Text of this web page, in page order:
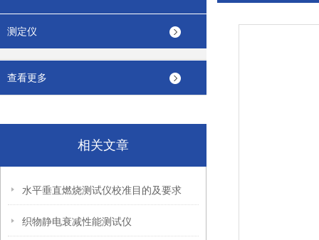
测定仪
查看更多
相关文章
水平垂直燃烧测试仪校准目的及要求
织物静电衰减性能测试仪